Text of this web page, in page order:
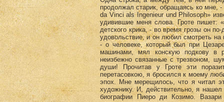
продолжал старик, обращаясь ко мне, -
da Vinci als Ingenieur und Philosoph»
удивившие меня слова. Гроте пишет:
детского крика, - во время грозы он
удовольствие, и он любил смотреть
- о человеке, который был при
машинами, мял конскую подкову в
неизбежно связанные с трезвоном,
души! Прочитав у Гроте эти
перетасовкою, я бросился к моему
эпох. Мне мерещилось, что я читал
художнику. И, действительно, я
биографии Пиеро ди Козимо. Вазари